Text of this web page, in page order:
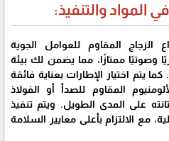
المواد والتنفيذ:
الزجاج المقاوم للعوامل الجوية
وصوتيًا ممتازًا، مما يضمن لك بيئة
يتم اختيار الإطارات بعناية فائقة
المقاوم للصدأ أو الفولاذ
على المدى الطويل. ويتم تنفيذ
مع الالتزام بأعلى معايير السلامة